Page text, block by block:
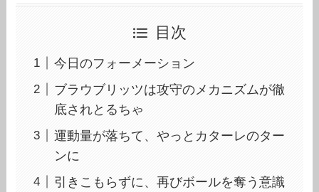
目次
今日のフォーメーション
ブラウブリッツは攻守のメカニズムが徹
底されとるちゃ
運動量が落ちて、やっとカターレのター
ンに
引きこもらずに、再びボールを奪う意識